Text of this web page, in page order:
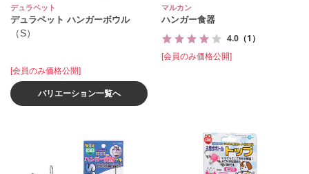
デュラペット
デュラペット ハンガーボウル
（S）
[会員のみ価格公開]
バリエーション一覧へ
マルカン
ハンガー食器
4.0 （1）
[会員のみ価格公開]